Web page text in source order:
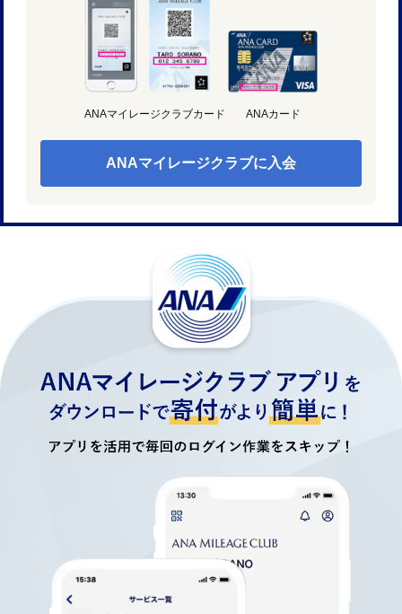
ANAマイレージクラブカード ANAカード
ANAマイレージクラブに入会